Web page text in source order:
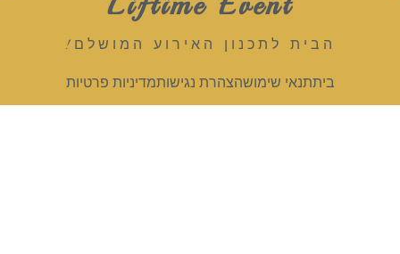
הבית לתכנון האירוע המושלם!
תנאי שימושהצהרת נגישותמדיניות פרטיות